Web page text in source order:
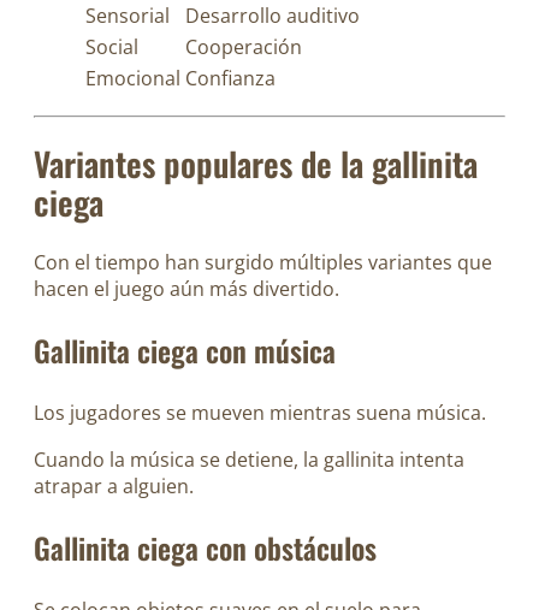
Sensorial
Desarrollo auditivo
Social
Cooperación
Emocional Confianza
Variantes populares de la gallinita
ciega
Con el tiempo han surgido múltiples variantes que
hacen el juego aún más divertido.
Gallinita ciega con música
Los jugadores se mueven mientras suena música.
Cuando la música se detiene, la gallinita intenta
atrapar a alguien.
Gallinita ciega con obstáculos